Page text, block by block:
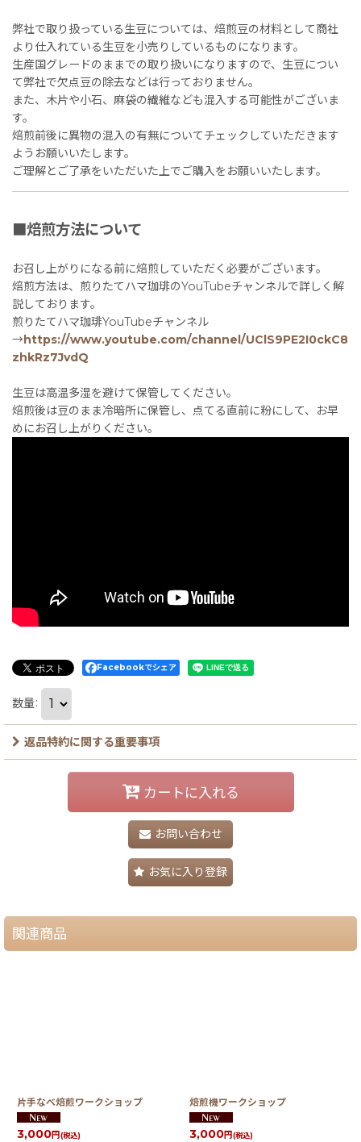
弊社で取り扱っている生豆については、焙煎豆の材料として商社
より仕入れている生豆を小売りしているものになります。
生産国グレードのままでの取り扱いになりますので、生豆につい
て弊社で欠点豆の除去などは行っておりません。
また、木片や小石、麻袋の繊維なども混入する可能性がございま
す。
焙煎前後に異物の混入の有無についてチェックしていただきます
ようお願いいたします。
ご理解とご了承をいただいた上でご購入をお願いいたします。
■焙煎方法について
お召し上がりになる前に焙煎していただく必要がございます。
焙煎方法は、煎りたてハマ珈琲のYouTubeチャンネルで詳しく解
説しております。
煎りたてハマ珈琲YouTubeチャンネル
→https://www.youtube.com/channel/UClS9PE2I0ckC8
zhkRz7JvdQ
生豆は高温多湿を避けて保管してください。
焙煎後は豆のまま冷暗所に保管し、点てる直前に粉にして、お早
めにお召し上がりください。
Facebookでシェア
数量:
返品特約に関する重要事項
カートに入れる
お問い合わせ
お気に入り登録
関連商品
片手なべ焙煎ワークショップ
3,000円(税込)
焙煎機ワークショップ
3,000円(税込)